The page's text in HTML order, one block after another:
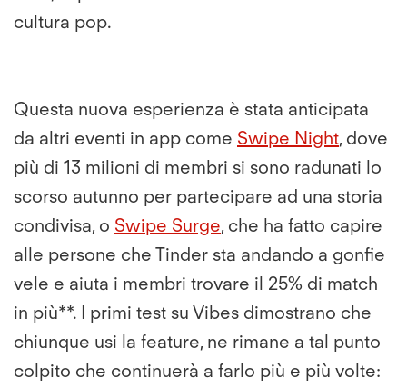
cultura pop.
Questa nuova esperienza è stata anticipata
da altri eventi in app come Swipe Night, dove
più di 13 milioni di membri si sono radunati lo
scorso autunno per partecipare ad una storia
condivisa, o Swipe Surge, che ha fatto capire
alle persone che Tinder sta andando a gonfie
vele e aiuta i membri trovare il 25% di match
in più**. I primi test su Vibes dimostrano che
chiunque usi la feature, ne rimane a tal punto
colpito che continuerà a farlo più e più volte: